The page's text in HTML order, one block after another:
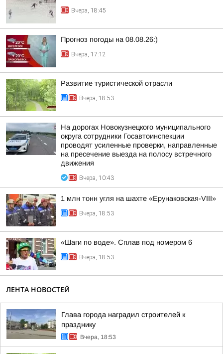
Вчера, 18:45
Прогноз погоды на 08.08.26:)
Вчера, 17:12
Развитие туристической отрасли
Вчера, 18:53
На дорогах Новокузнецкого муниципального
округа сотрудники Госавтоинспекции
проводят усиленные проверки, направленные
на пресечение выезда на полосу встречного
движения
Вчера, 10:43
1 млн тонн угля на шахте «Ерунаковская-VIII»
Вчера, 18:53
«Шаги по воде». Сплав под номером 6
Вчера, 18:53
ЛЕНТА НОВОСТЕЙ
Глава города наградил строителей к
празднику
Вчера, 18:53